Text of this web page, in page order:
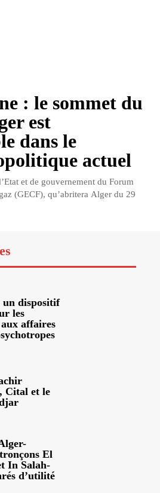
: le sommet du
est
dans le
actuel
et de gouvernement du Forum
(GECF), qu’abritera Alger du 29
un dispositif
les
affaires
Cital et le
El
In Salah-
d’utilité